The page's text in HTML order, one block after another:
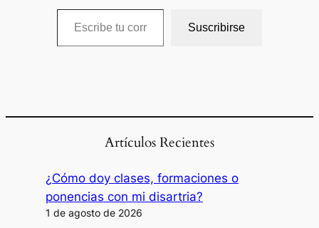
Escribe tu correo electrónico…
Suscribirse
Artículos Recientes
¿Cómo doy clases, formaciones o
ponencias con mi disartria?
1 de agosto de 2026